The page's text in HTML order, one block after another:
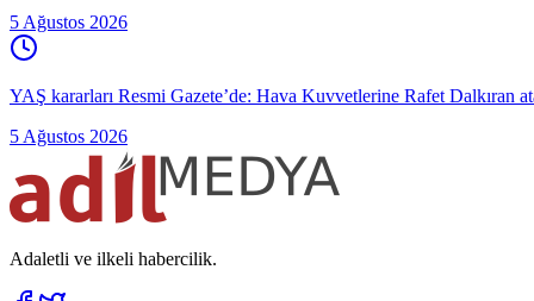
5 Ağustos 2026
YAŞ kararları Resmi Gazete’de: Hava Kuvvetlerine Rafet Dalkıran
5 Ağustos 2026
Adaletli ve ilkeli habercilik.